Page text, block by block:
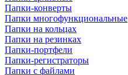
Папки-конверты
Папки многофункциональные
Папки на кольцах
Папки на резинках
Папки-портфели
Папки-регистраторы
Папки с файлами